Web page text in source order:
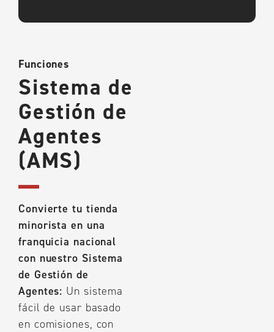
Funciones
Sistema de
Gestión de
Agentes
(AMS)
Convierte tu tienda
minorista en una
franquicia nacional
con nuestro Sistema
de Gestión de
Agentes: Un sistema
fácil de usar basado
en comisiones, con